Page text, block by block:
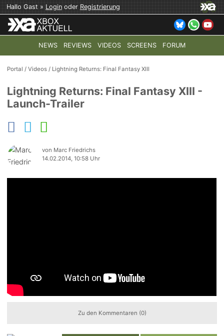
Hallo Gast »LoginoderRegistrierung
NEWS REVIEWS VIDEOS SCREENS FORUM
TOP-THEMEN: COD: MODERN WARFARE 4 HALO:
Portal /Videos / Lightning Returns: Final Fantasy XIII
Lightning Returns: Final Fantasy XIII -
Launch-Trailer
von Marc Friedrichs
14.02.2014, 10:58 Uhr
Zu den Kommentaren (0)